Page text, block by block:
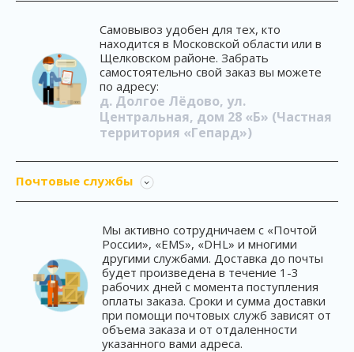
Самовывоз удобен для тех, кто
находится в Московской области или в
Щелковском районе. Забрать
самостоятельно свой заказ вы можете
по адресу:
д. Долгое Лёдово, ул.
Центральная, дом 28 «Б» (Частная
территория «Гепард»)
Почтовые службы
Мы активно сотрудничаем с «Почтой
России», «EMS», «DHL» и многими
другими службами. Доставка до почты
будет произведена в течение 1-3
рабочих дней с момента поступления
оплаты заказа. Сроки и сумма доставки
при помощи почтовых служб зависят от
объема заказа и от отдаленности
указанного вами адреса.